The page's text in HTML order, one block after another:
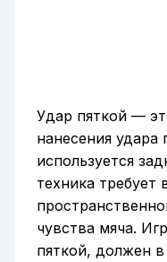
Удар пяткой —
нанесения
используется
техника
чувства мяча.
пяткой, должен